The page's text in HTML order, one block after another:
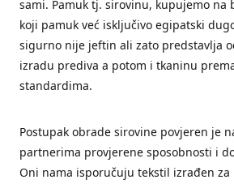
sami. Pamuk tj. sirovinu, kupujemo na
koji pamuk već isključivo egipatski
sigurno nije jeftin ali zato predstavlja
izradu prediva a potom i tkaninu
standardima.
Postupak obrade sirovine povjeren je
partnerima provjerene sposobnosti i
Oni nama isporučuju tekstil izrađen za